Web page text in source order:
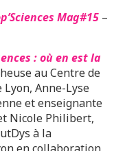
Mag#15 –
: où en est la
au Centre de
Anne-Lyse
et enseignante
Nicole Philibert,
à la
en collaboration